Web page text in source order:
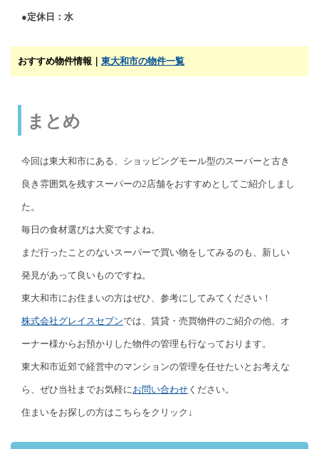
●定休日：水
おすすめ物件情報｜ 東大和市の物件一覧
まとめ
今回は東大和市にある、ショッピングモール型のスーパーと古き
良き雰囲気を残すスーパーの2店舗をおすすめとしてご紹介しまし
た。
毎日の食材選びは大変ですよね。
まだ行ったことのないスーパーで買い物をしてみるのも、新しい
発見があって良いものですね。
東大和市にお住まいの方はぜひ、参考にしてみてください！
株式会社グレイスセブンでは、賃貸・売買物件のご紹介の他、オ
ーナー様からお預かりした物件の管理も行なっております。
東大和市近郊で経営中のマンションの管理を任せたいとお考えな
ら、ぜひ当社までお気軽に お問い合わせ ください。
住まいをお探しの方はこちらをクリック↓